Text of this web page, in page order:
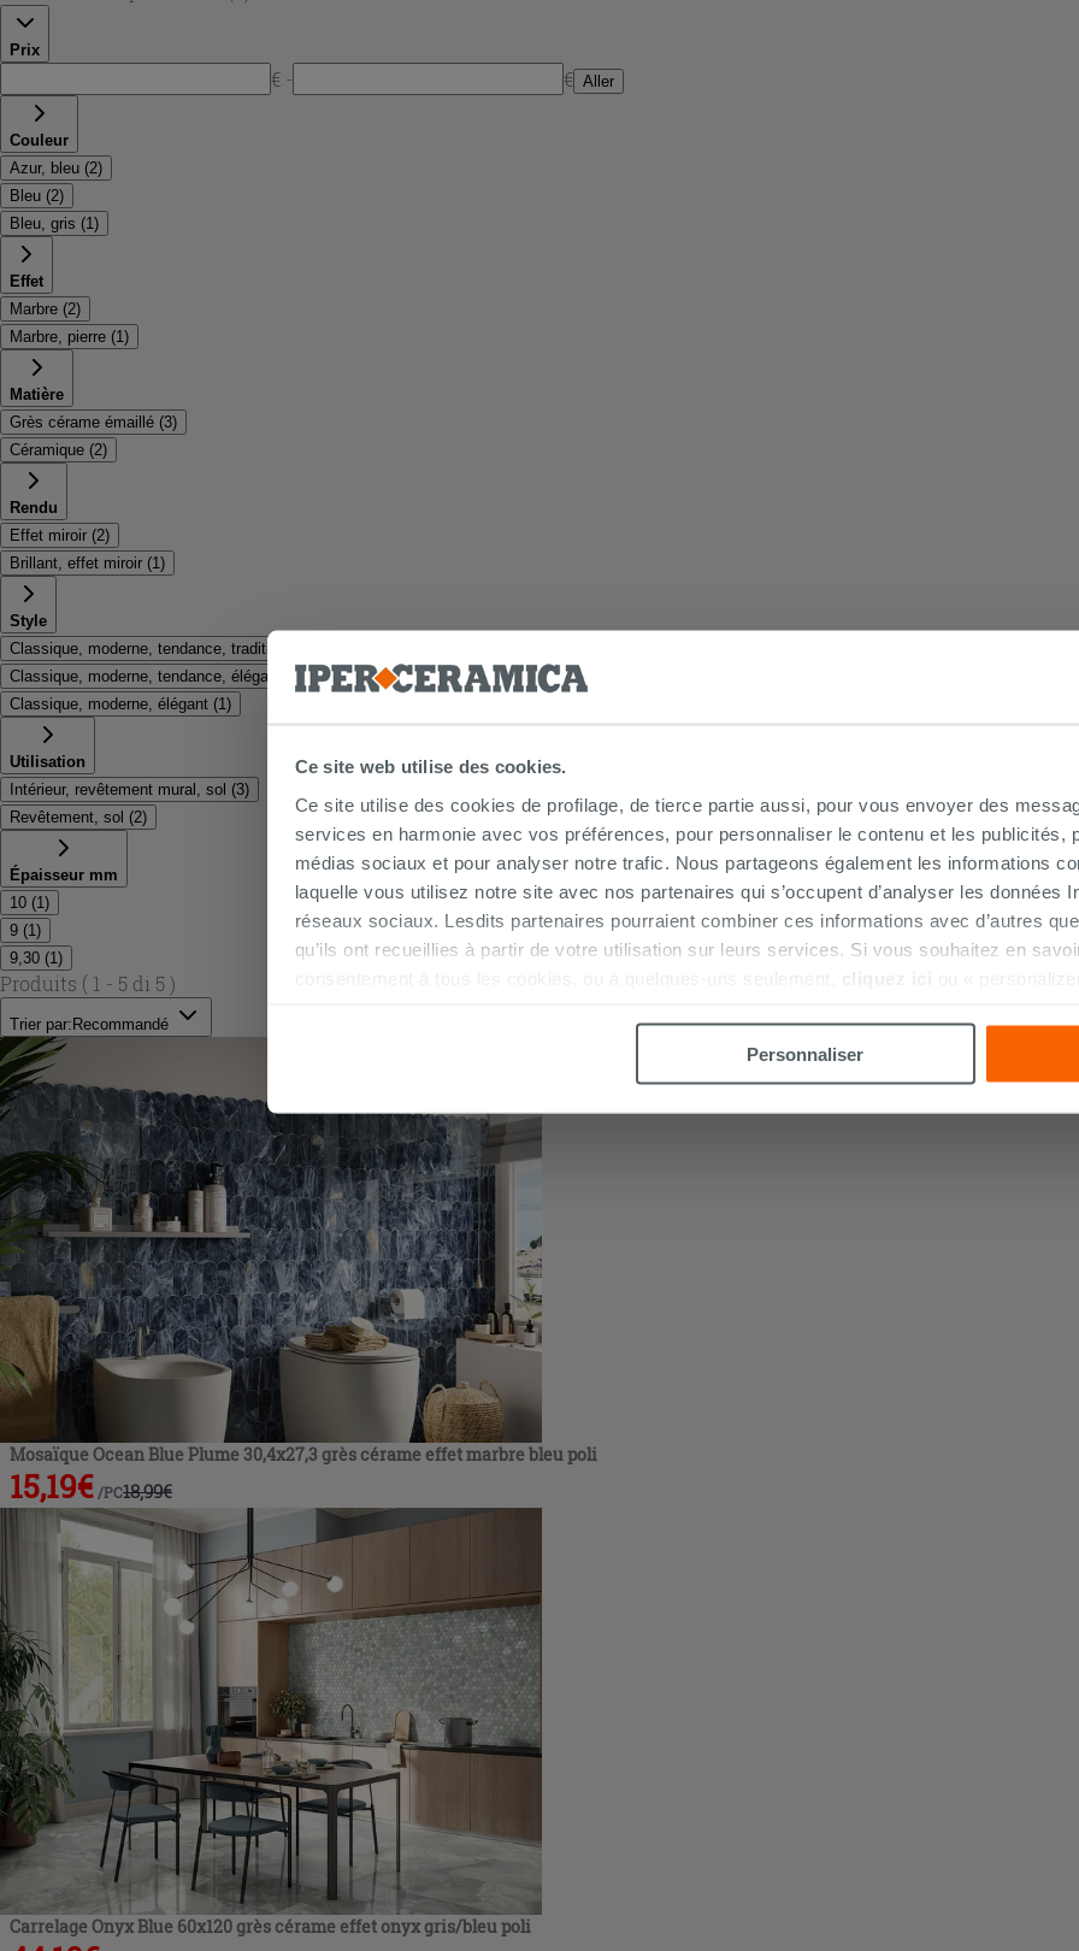
Ce site web utilise des cookies.
Ce site utilise des cookies de profilage, de tierce partie aussi, pour vous envoyer des
services en harmonie avec vos préférences, pour personnaliser le contenu et les publicités,
médias sociaux et pour analyser notre trafic. Nous partageons également les informations
laquelle vous utilisez notre site avec nos partenaires qui s’occupent d’analyser les données
réseaux sociaux. Lesdits partenaires pourraient combiner ces informations avec d’autres
qu’ils ont recueillies à partir de votre utilisation sur leurs services. Si vous souhaitez en
consentement à tous les cookies, ou à quelques-uns seulement,
cliquez ici ou «
Personnaliser
Prix
€ - € Aller
Couleur
Azur, bleu (2)
Bleu (2)
Bleu, gris (1 )
Effet
Marbre (2)
Marbre, pierre (1 )
Matière
Grès cérame émaillé (3)
Céramique (2)
Rendu
Effet miroir (2)
Brillant, effet miroir (1 )
Style
Classique, moderne, tendance, traditionnel, élégant
Classique, moderne, tendance, élégant
1 )
Classique, moderne, élégant (1 )
Utilisation
Intérieur, revêtement mural, sol (3)
Revêtement, sol (2)
Épaisseur mm
10 (1 )
9 (1 )
9,30 (1 )
Produits ( 1 - 5 di 5 )
Trier par: Recommandé
Mosaïque Ocean Blue Plume 30,4x27,3 grès cérame effet marbre bleu poli
15,19€ /PC18,99€
Carrelage Onyx Blue 60x120 grès cérame effet onyx gris/bleu poli